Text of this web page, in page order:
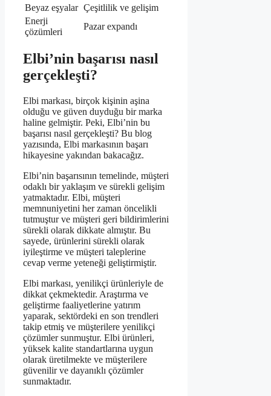
Beyaz eşyalar Çeşitlilik ve gelişim
Enerji
çözümleri
Pazar expandı
Elbi’nin başarısı nasıl
gerçekleşti?
Elbi markası, birçok kişinin aşina
olduğu ve güven duyduğu bir marka
haline gelmiştir. Peki, Elbi’nin bu
başarısı nasıl gerçekleşti? Bu blog
yazısında, Elbi markasının başarı
hikayesine yakından bakacağız.
Elbi’nin başarısının temelinde, müşteri
odaklı bir yaklaşım ve sürekli gelişim
yatmaktadır. Elbi, müşteri
memnuniyetini her zaman öncelikli
tutmuştur ve müşteri geri bildirimlerini
sürekli olarak dikkate almıştır. Bu
sayede, ürünlerini sürekli olarak
iyileştirme ve müşteri taleplerine
cevap verme yeteneği geliştirmiştir.
Elbi markası, yenilikçi ürünleriyle de
dikkat çekmektedir. Araştırma ve
geliştirme faaliyetlerine yatırım
yaparak, sektördeki en son trendleri
takip etmiş ve müşterilere yenilikçi
çözümler sunmuştur. Elbi ürünleri,
yüksek kalite standartlarına uygun
olarak üretilmekte ve müşterilere
güvenilir ve dayanıklı çözümler
sunmaktadır.